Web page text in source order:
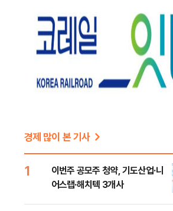
경제 많이 본 기사
1
이번주 공모주 청약, 기도산업·니
어스랩·해치텍 3개사